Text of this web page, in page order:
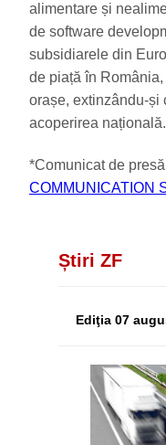
alimentare și
de software
subsidiarele din
de piață în
orașe, extinzându-și
acoperirea națională.
*Comunicat de
COMMUNICATION
Știri ZF
Ediţia 07